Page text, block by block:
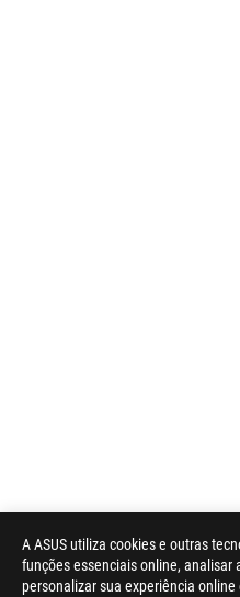
A ASUS utiliza cookies e outras
funções essenciais online, analisar
personalizar sua experiência